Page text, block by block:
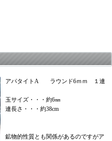
アパタイトA ラウンド6ｍｍ １連
玉サイズ・・・約6㎜
連長さ・・・約38cm
鉱物的性質とも関係があるのですがア